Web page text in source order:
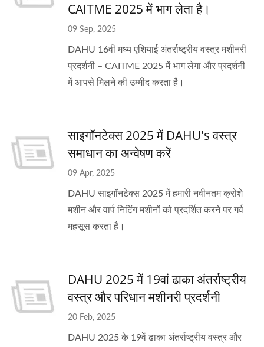
CAITME 2025 में भाग लेता है।
09 Sep, 2025
DAHU 16वीं मध्य एशियाई अंतर्राष्ट्रीय वस्त्र मशीनरी
प्रदर्शनी – CAITME 2025 में भाग लेगा और प्रदर्शनी
में आपसे मिलने की उम्मीद करता है।
साइगॉनटेक्स 2025 में DAHU's वस्त्र
समाधान का अन्वेषण करें
09 Apr, 2025
DAHU साइगॉनटेक्स 2025 में हमारी नवीनतम क्रोशे
मशीन और वार्प निटिंग मशीनों को प्रदर्शित करने पर गर्व
महसूस करता है।
DAHU 2025 में 19वां ढाका अंतर्राष्ट्रीय
वस्त्र और परिधान मशीनरी प्रदर्शनी
20 Feb, 2025
DAHU 2025 के 19वें ढाका अंतर्राष्ट्रीय वस्त्र और